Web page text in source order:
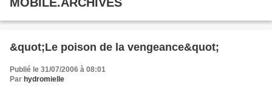
&quot;Le poison de la vengeance&quot;
Publié le 31/07/2006 à 08:01
Par hydromielle